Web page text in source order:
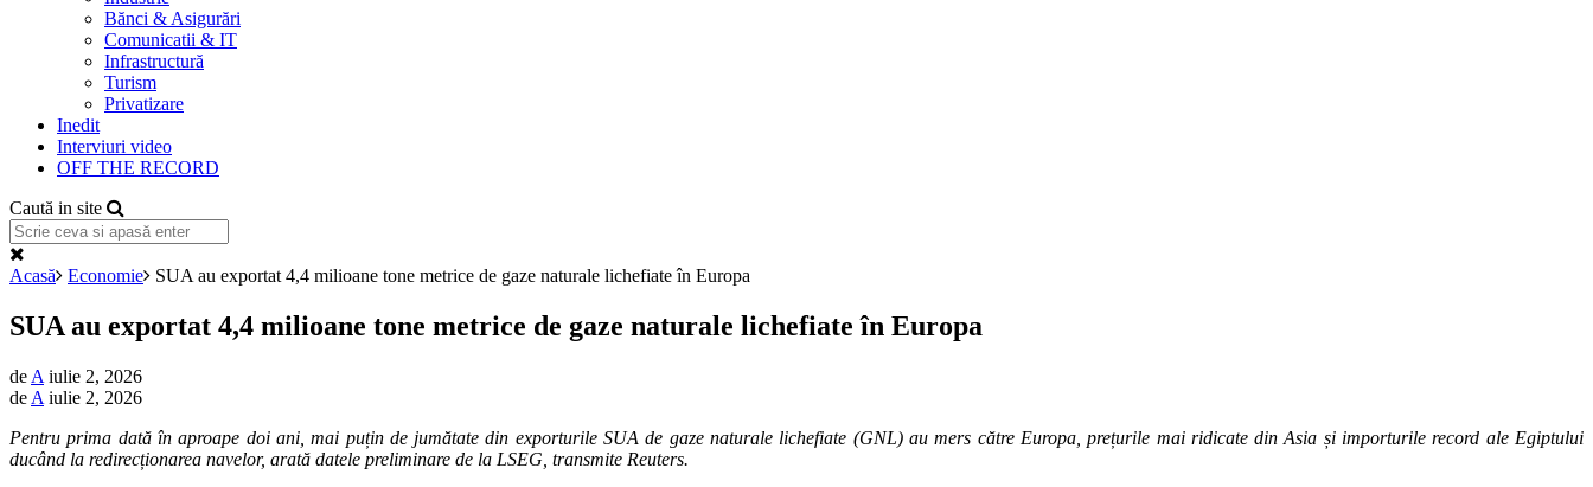
Bănci & Asigurări
Comunicatii & IT
Infrastructură
Turism
Privatizare
Inedit
Interviuri video
OFF THE RECORD
Caută in site
Acasă Economie SUA au exportat 4,4 milioane tone metrice de gaze naturale lichefiate în Europa
SUA au exportat 4,4 milioane tone metrice de gaze naturale lichefiate în Europa
de A iulie 2, 2026
de A iulie 2, 2026
Pentru prima dată în aproape doi ani, mai puțin de jumătate din exporturile SUA de gaze naturale lichefiate (GNL) au mers către Europa, prețurile mai ridicate din Asia și importurile record ale Egiptului
ducând la redirecționarea navelor, arată datele preliminare de la LSEG, transmite Reuters.